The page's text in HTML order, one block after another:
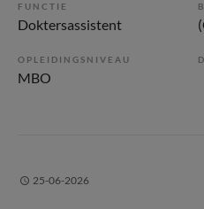
FUNCTIE
Doktersassistent
OPLEIDINGSNIVEAU
MBO
25-06-2026